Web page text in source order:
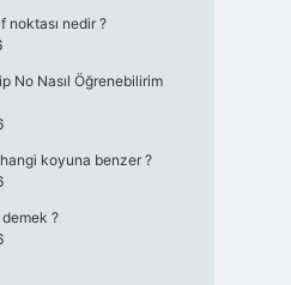
noktası nedir ?
No Nasıl Öğrenebilirim
koyuna benzer ?
?